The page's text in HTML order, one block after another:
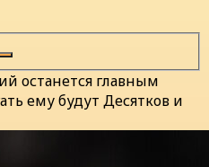
останется главным
ему будут Десятков и